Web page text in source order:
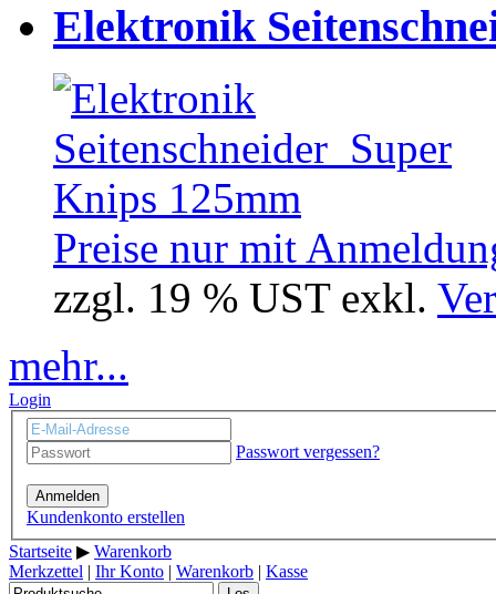
Elektronik
Preise nur mit
zzgl. 19 % UST exkl.
mehr...
Login
Passwort vergessen?
Anmelden
Kundenkonto erstellen
Startseite ▶ Warenkorb
Merkzettel | Ihr Konto | Warenkorb | Kasse